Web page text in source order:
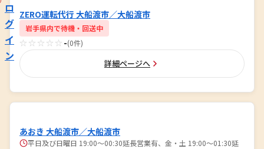
ロ
グ
イ
ン
ZERO運転代行 大船渡市／大船渡市
岩手県内で待機・回送中
☆☆☆☆☆ -(0件)
詳細ページへ
あおき 大船渡市／大船渡市
平日及び日曜日 19:00～00:30延長営業有、金・土 19:00～01:30延